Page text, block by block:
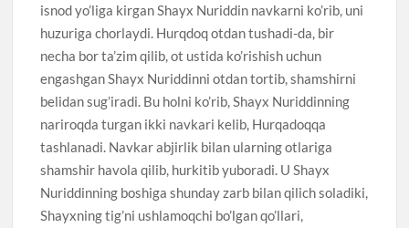
isnod yo’liga kirgan Shayx Nuriddin navkarni ko’rib, uni
huzuriga chorlaydi. Hurqdoq otdan tushadi-da, bir
necha bor ta’zim qilib, ot ustida ko’rishish uchun
engashgan Shayx Nuriddinni otdan tortib, shamshirni
belidan sug’iradi. Bu holni ko’rib, Shayx Nuriddinning
nariroqda turgan ikki navkari kelib, Hurqadoqqa
tashlanadi. Navkar abjirlik bilan ularning otlariga
shamshir havola qilib, hurkitib yuboradi. U Shayx
Nuriddinning boshiga shunday zarb bilan qilich soladiki,
Shayxning tig’ni ushlamoqchi bo’lgan qo’llari,